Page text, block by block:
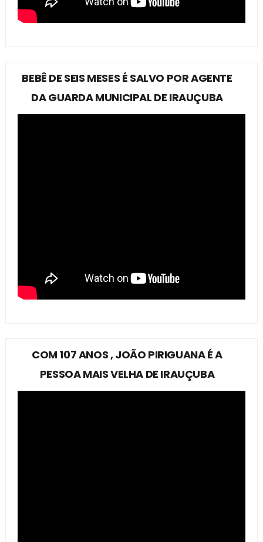
BEBÊ DE SEIS MESES É SALVO POR AGENTE
DA GUARDA MUNICIPAL DE IRAUÇUBA
COM 107 ANOS , JOÃO PIRIGUANA É A
PESSOA MAIS VELHA DE IRAUÇUBA